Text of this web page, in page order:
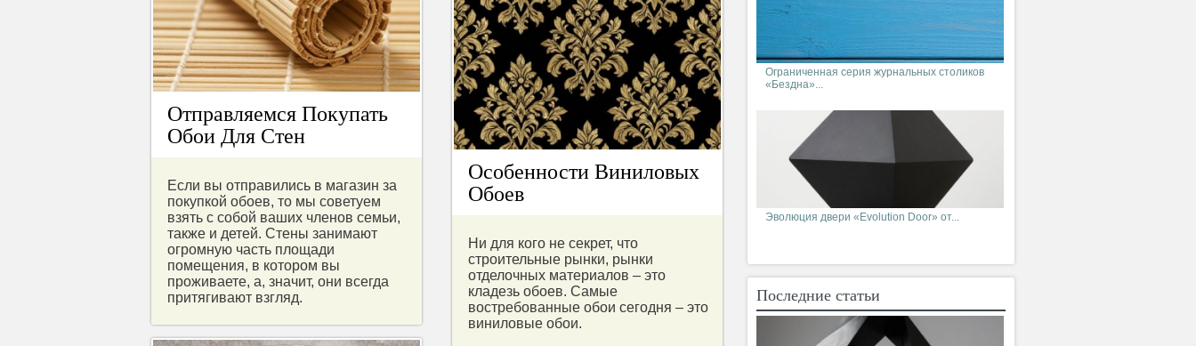
Отправляемся Покупать
Обои Для Стен
Если вы отправились в магазин за
покупкой обоев, то мы советуем
взять с собой ваших членов семьи,
также и детей. Стены занимают
огромную часть площади
помещения, в котором вы
проживаете, а, значит, они всегда
притягивают взгляд.
Особенности Виниловых
Обоев
Ни для кого не секрет, что
строительные рынки, рынки
отделочных материалов – это
кладезь обоев. Самые
востребованные обои сегодня – это
виниловые обои.
Ограниченная серия журнальных столиков
«Бездна»...
Эволюция двери «Evolution Door» от...
Последние статьи